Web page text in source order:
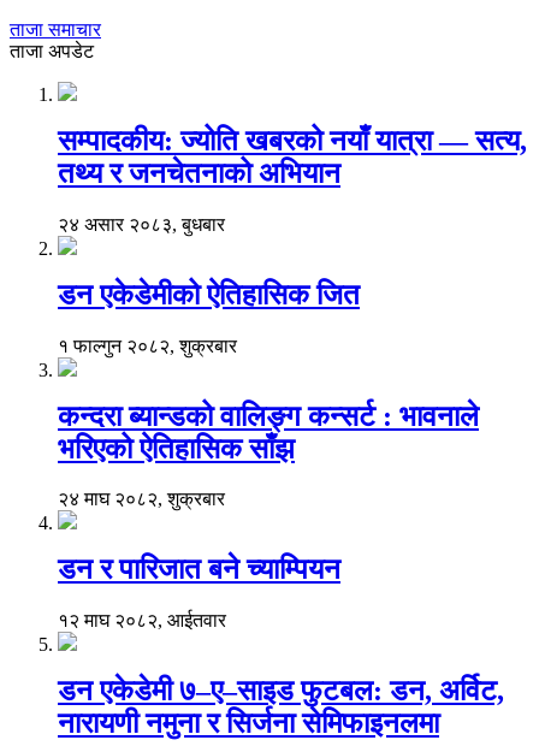
ताजा समाचार
ताजा अपडेट
सम्पादकीय: ज्योति खबरको नयाँ यात्रा — सत्य,
तथ्य र जनचेतनाको अभियान
२४ असार २०८३, बुधबार
डन एकेडेमीको ऐतिहासिक जित
१ फाल्गुन २०८२, शुक्रबार
कन्दरा ब्यान्डको वालिङ्ग कन्सर्ट : भावनाले
भरिएको ऐतिहासिक साँझ
२४ माघ २०८२, शुक्रबार
डन र पारिजात बने च्याम्पियन
१२ माघ २०८२, आईतवार
डन एकेडेमी ७–ए–साइड फुटबल: डन, अर्विट,
नारायणी नमुना र सिर्जना सेमिफाइनलमा